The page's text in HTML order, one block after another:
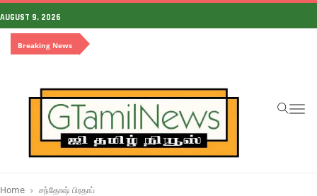
AUGUST 9, 2026
Breaking News
Home சந்தோஷ் பிரதாப்